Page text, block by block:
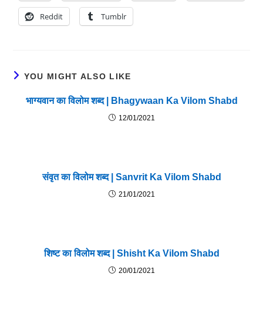
Reddit Tumblr
YOU MIGHT ALSO LIKE
भाग्यवान का विलोम शब्द | Bhagywaan Ka Vilom Shabd
12/01/2021
संवृत का विलोम शब्द | Sanvrit Ka Vilom Shabd
21/01/2021
शिष्ट का विलोम शब्द | Shisht Ka Vilom Shabd
20/01/2021